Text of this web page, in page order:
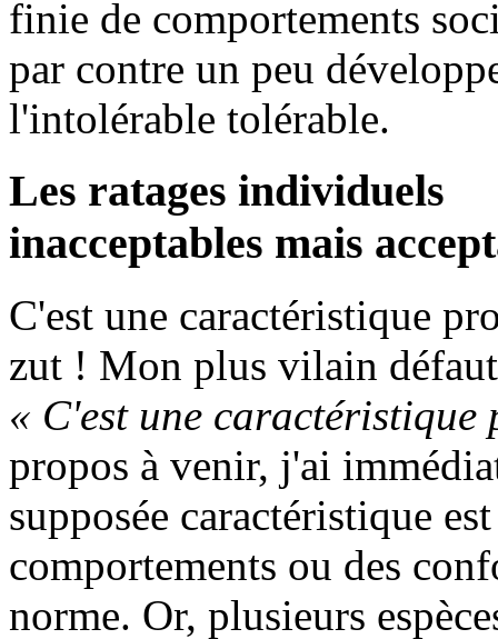
finie de comportements
par contre un peu
l'intolérable tolérable.
Les ratages individuels
inacceptables mais
C'est une caractéristique
zut ! Mon plus vilain
« C'est une caractéristique
propos à venir, j'ai
supposée caractéristique
comportements ou des
norme. Or, plusieurs